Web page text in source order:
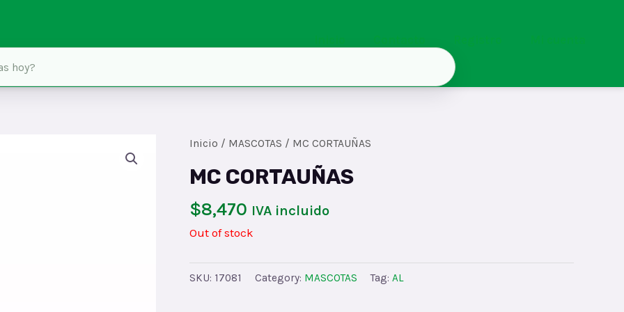
Inicio / MASCOTAS / MC CORTAUÑAS
MC CORTAUÑAS
$8,470 IVA incluido
Out of stock
SKU: 17081 Category: MASCOTAS Tag: AL